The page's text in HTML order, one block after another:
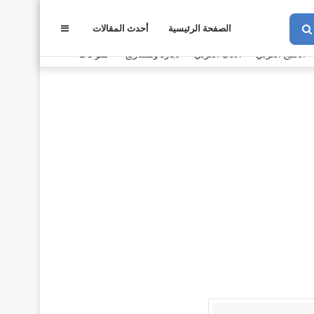
بحث
عن
الصفحة الرئيسية أحدث المقالات
الخليج العربي الأدب العربي تجارة ومشاريع منوعات